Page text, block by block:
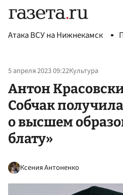
Атака ВСУ на Нижнекамск
5 апреля 2023 09:22Культура
Антон
Собчак
о высшем
блату»
Ксения Антоненко